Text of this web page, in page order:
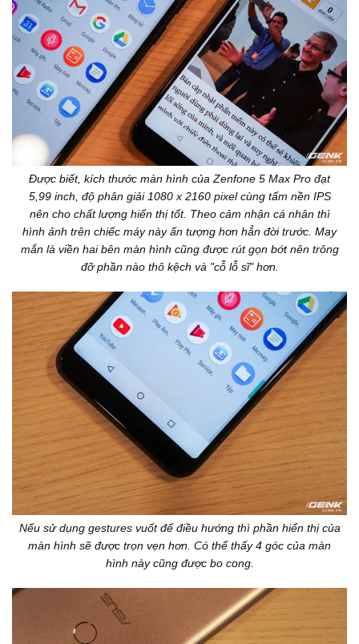
Được biết, kích thước màn hình của Zenfone 5 Max Pro đạt
5,99 inch, độ phân giải 1080 x 2160 pixel cùng tấm nền IPS
nên cho chất lượng hiển thị tốt. Theo cảm nhận cá nhân thì
hình ảnh trên chiếc máy này ấn tượng hơn hẳn đời trước. May
mắn là viền hai bên màn hình cũng được rút gọn bớt nên trông
đỡ phần nào thô kệch và "cỗ lỗ sĩ" hơn.
Nếu sử dụng gestures vuốt để điều hướng thì phần hiển thị của
màn hình sẽ được trọn vẹn hơn. Có thể thấy 4 góc của màn
hình này cũng được bo cong.